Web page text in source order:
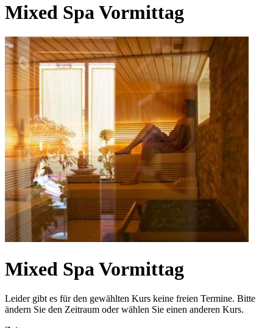
Mixed Spa Vormittag
Mixed Spa Vormittag
Leider gibt es für den gewählten Kurs keine freien Termine. Bitte
ändern Sie den Zeitraum oder wählen Sie einen anderen Kurs.